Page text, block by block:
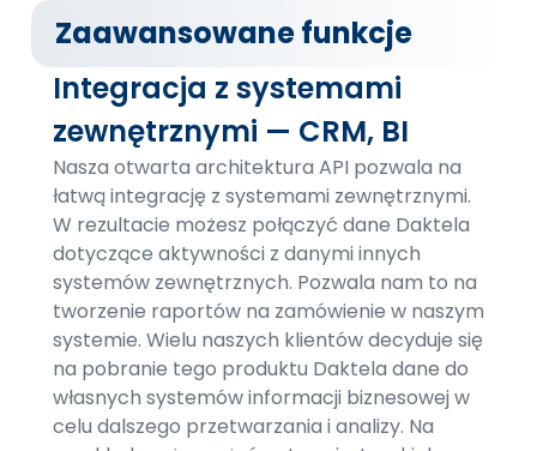
Zaawansowane funkcje
Integracja z systemami
zewnętrznymi — CRM, BI
Nasza otwarta architektura API pozwala na
łatwą integrację z systemami zewnętrznymi.
W rezultacie możesz połączyć dane Daktela
dotyczące aktywności z danymi innych
systemów zewnętrznych. Pozwala nam to na
tworzenie raportów na zamówienie w naszym
systemie. Wielu naszych klientów decyduje się
na pobranie tego produktu Daktela dane do
własnych systemów informacji biznesowej w
celu dalszego przetwarzania i analizy. Na